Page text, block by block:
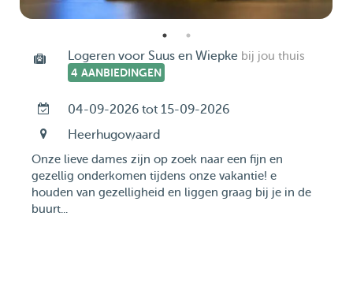
Logeren voor Suus en Wiepke bij jou thuis
4 AANBIEDINGEN
04-09-2026 tot 15-09-2026
Heerhugowaard
Onze lieve dames zijn op zoek naar een fijn en
gezellig onderkomen tijdens onze vakantie! e
houden van gezelligheid en liggen graag bij je in de
buurt...